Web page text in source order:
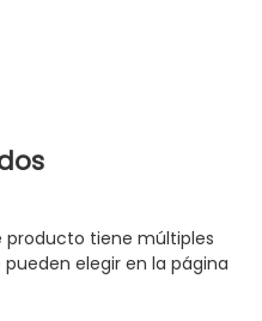
producto tiene múltiples
elegir en la página